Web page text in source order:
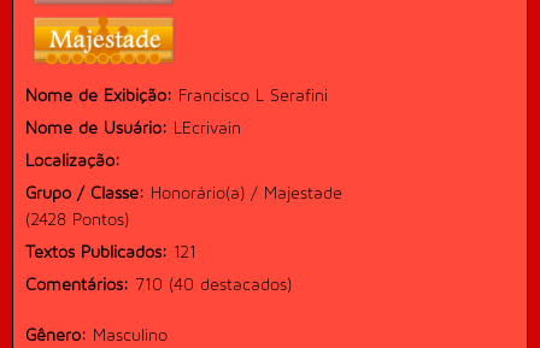
Nome de Exibição: Francisco L Serafini
Nome de Usuário: LEcrivain
Localização:
Grupo / Classe: Honorário(a) / Majestade
(2428 Pontos)
Textos Publicados: 121
Comentários: 710 (40 destacados)
Gênero: Masculino